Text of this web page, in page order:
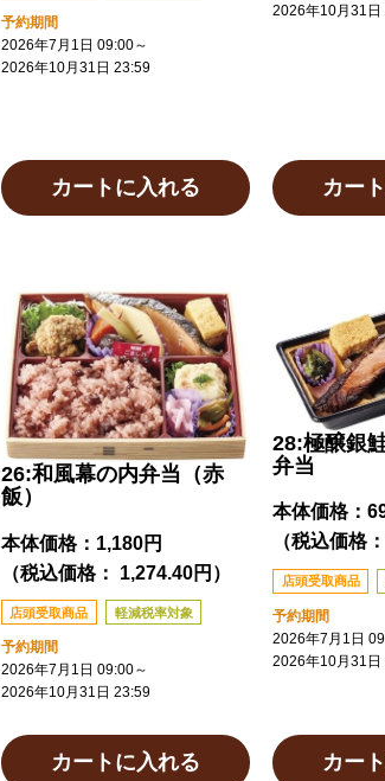
予約期間
2026年7月1日 09:00～
2026年10月31日 23:59
カートに入れる
2026年10月31日
カー
26:和風幕の内弁当（赤
飯）
本体価格： 1,180円
（税込価格： 1,274.40円）
店頭受取商品 軽減税率対象
予約期間
2026年7月1日 09:00～
2026年10月31日 23:59
カートに入れる
28:極醸銀
弁当
本体価格：
（税込価格
店頭受取商品
予約期間
2026年7月1日
2026年10月31日
カー